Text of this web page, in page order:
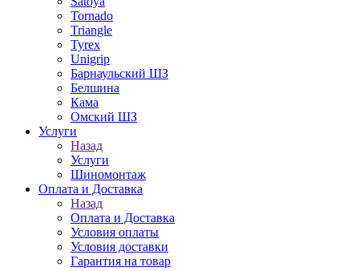
Tornado
Triangle
Tyrex
Unigrip
Барнаульский ШЗ
Белшина
Кама
Омский ШЗ
Услуги
Назад
Услуги
Шиномонтаж
Оплата и Доставка
Назад
Оплата и Доставка
Условия оплаты
Условия доставки
Гарантия на товар